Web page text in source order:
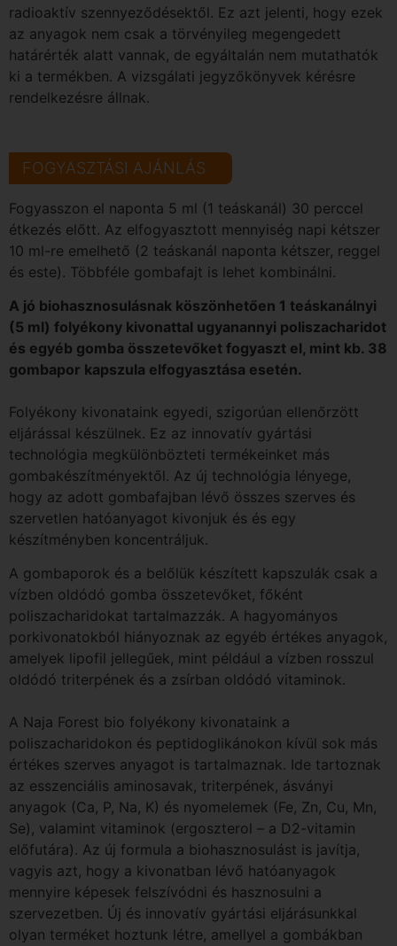
radioaktív szennyeződésektől. Ez azt jelenti, hogy ezek
az anyagok nem csak a törvényileg megengedett
határérték alatt vannak, de egyáltalán nem mutathatók
ki a termékben. A vizsgálati jegyzőkönyvek kérésre
rendelkezésre állnak.
FOGYASZTÁSI AJÁNLÁS
Fogyasszon el naponta 5 ml (1 teáskanál) 30 perccel
étkezés előtt. Az elfogyasztott mennyiség napi kétszer
10 ml-re emelhető (2 teáskanál naponta kétszer, reggel
és este). Többféle gombafajt is lehet kombinálni.
A jó biohasznosulásnak köszönhetően 1 teáskanálnyi
(5 ml) folyékony kivonattal ugyanannyi poliszacharidot
és egyéb gomba összetevőket fogyaszt el, mint kb. 38
gombapor kapszula elfogyasztása esetén.
Folyékony kivonataink egyedi, szigorúan ellenőrzött
eljárással készülnek. Ez az innovatív gyártási
technológia megkülönbözteti termékeinket más
gombakészítményektől. Az új technológia lényege,
hogy az adott gombafajban lévő összes szerves és
szervetlen hatóanyagot kivonjuk és és egy
készítményben koncentráljuk.
A gombaporok és a belőlük készített kapszulák csak a
vízben oldódó gomba összetevőket, főként
poliszacharidokat tartalmazzák. A hagyományos
porkivonatokból hiányoznak az egyéb értékes anyagok,
amelyek lipofil jellegűek, mint például a vízben rosszul
oldódó triterpének és a zsírban oldódó vitaminok.
A Naja Forest bio folyékony kivonataink a
poliszacharidokon és peptidoglikánokon kívül sok más
értékes szerves anyagot is tartalmaznak. Ide tartoznak
az esszenciális aminosavak, triterpének, ásványi
anyagok (Ca, P, Na, K) és nyomelemek (Fe, Zn, Cu, Mn,
Se), valamint vitaminok (ergoszterol – a D2-vitamin
előfutára). Az új formula a biohasznosulást is javítja,
vagyis azt, hogy a kivonatban lévő hatóanyagok
mennyire képesek felszívódni és hasznosulni a
szervezetben. Új és innovatív gyártási eljárásunkkal
olyan terméket hoztunk létre, amellyel a gombákban